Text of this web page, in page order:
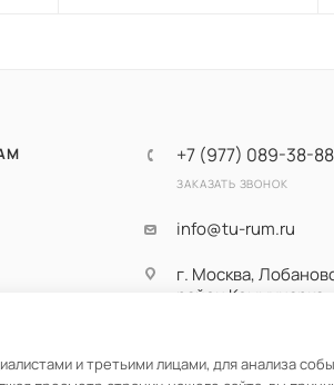
+7 (977) 089-38-88
ЗАКАЗАТЬ ЗВОНОК
info@tu-rum.ru
г. Москва,
район Коммунарка,
и третьими лицами, для анализа